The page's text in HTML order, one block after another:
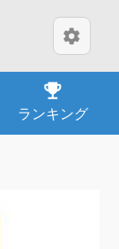
settings
emoji_events
ランキング